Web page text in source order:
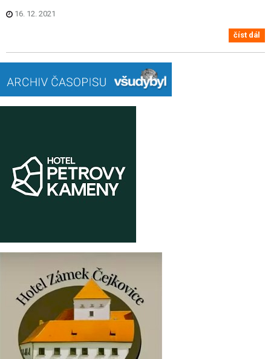
16. 12. 2021
číst dál